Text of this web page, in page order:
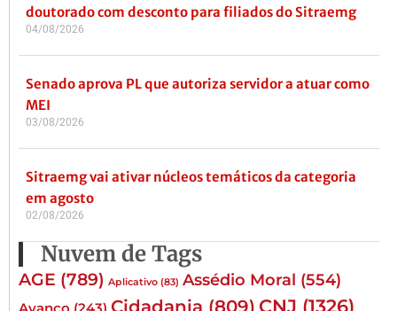
doutorado com desconto para filiados do Sitraemg
04/08/2026
Senado aprova PL que autoriza servidor a atuar como
MEI
03/08/2026
Sitraemg vai ativar núcleos temáticos da categoria
em agosto
02/08/2026
Nuvem de Tags
AGE (789) Aplicativo (83) Assédio Moral (554)
Cidadania (809) CNJ (1326)